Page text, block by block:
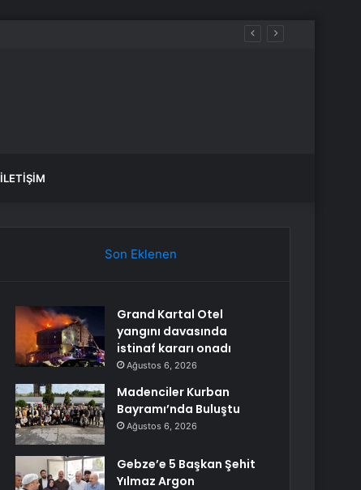
İLETIŞIM
Son Eklenen
Grand Kartal Otel
yangını davasında
istinaf kararı onadı
Ağustos 6, 2026
Madenciler Kurban
Bayramı’nda Buluştu
Ağustos 6, 2026
Gebze’e 5 Başkan Şehit
Yılmaz Argon